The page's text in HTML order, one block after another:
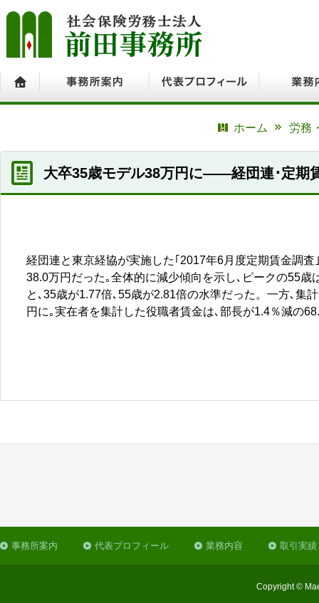
ホーム
労務
大卒35歳モデル38万円に――経団連･定期
経団連と東京経協が実施した｢2017年6月度定期賃金調
38.0万円だった｡全体的に減少傾向を示し､ピークの55
と､35歳が1.77倍､55歳が2.81倍の水準だった。一方､集
円に｡実在者を集計した役職者賃金は､部長が1.4％減の
事務所案内 代表プロフィール 業務内容 取引実績
Copyright ©